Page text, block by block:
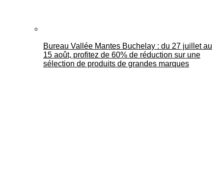
Bureau Vallée Mantes Buchelay : du 27 juillet au
15 août, profitez de 60% de réduction sur une
sélection de produits de grandes marques